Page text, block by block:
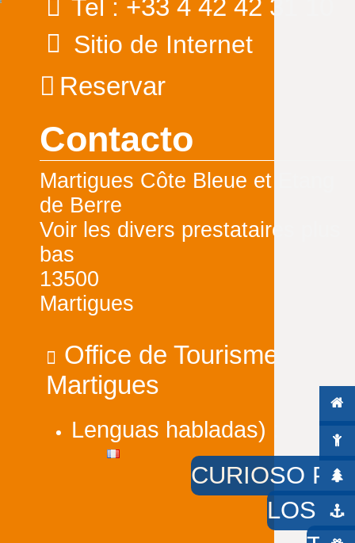
CURIOSO
LOS
Tel : +33 4 42 42 31 10
Sitio de Internet
Reservar
Contacto
Martigues Côte Bleue et Etang
de Berre
Voir les divers prestataires plus
bas
13500
Martigues
Office de Tourisme
Martigues
Lenguas habladas) :